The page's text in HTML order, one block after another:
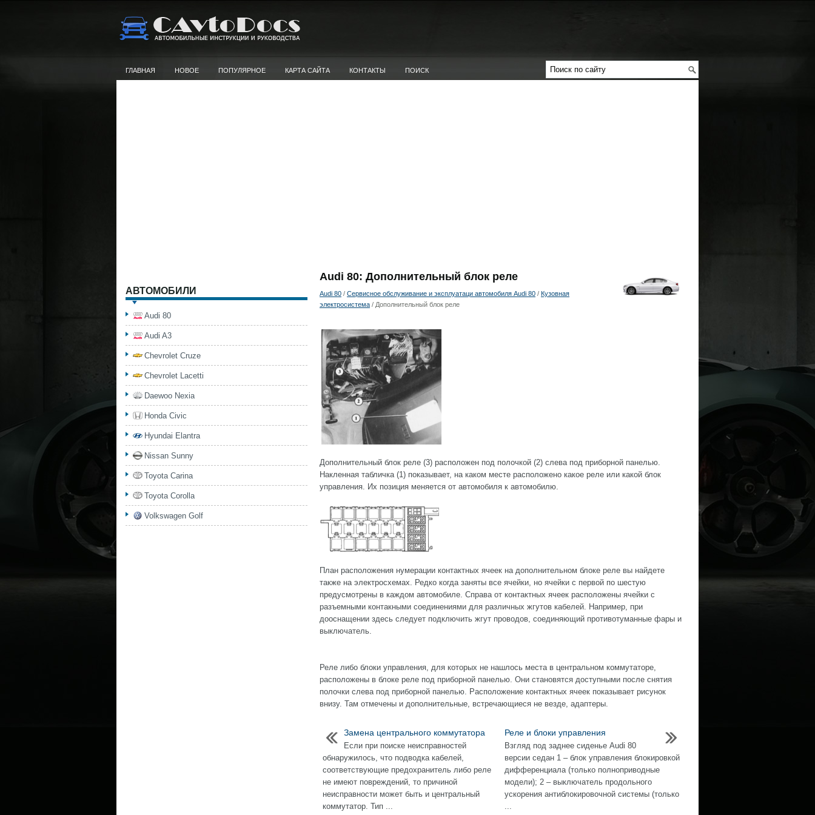
ГЛАВНАЯ НОВОЕ ПОПУЛЯРНОЕ КАРТА САЙТА КОНТАКТЫ ПОИСК
Audi 80: Дополнительный блок реле
Audi 80 / Сервисное обслуживание и эксплуатаци автомобиля Audi 80 / Кузовная
электросистема / Дополнительный блок реле
Дополнительный блок реле (3) расположен под полочкой (2) слева под приборной панелью.
Накленная табличка (1) показывает, на каком месте расположено какое реле или какой блок
управления. Их позиция меняется от автомобиля к автомобилю.
План расположения нумерации контактных ячеек на дополнительном блоке реле вы найдете
также на электросхемах. Редко когда заняты все ячейки, но ячейки с первой по шестую
предусмотрены в каждом автомобиле. Справа от контактных ячеек расположены ячейки с
разъемными контакными соединениями для различных жгутов кабелей. Например, при
дооснащении здесь следует подключить жгут проводов, соединяющий противотуманные фары и
выключатель.
Реле либо блоки управления, для которых не нашлось места в центральном коммутаторе,
расположены в блоке реле под приборной панелью. Они становятся доступными после снятия
полочки слева под приборной панелью. Расположение контактных ячеек показывает рисунок
внизу. Там отмечены и дополнительные, встречающиеся не везде, адаптеры.
Замена центрального коммутатора
Если при поиске неисправностей
обнаружилось, что подводка кабелей,
соответствующие предохранитель либо реле
не имеют повреждений, то причиной
неисправности может быть и центральный
коммутатор. Тип ...
Реле и блоки управления
Взгляд под заднее сиденье Audi 80
версии седан 1 – блок управления блокировкой
дифференциала (только полноприводные
модели); 2 – выключатель продольного
ускорения антиблокировочной системы (только
...
АВТОМОБИЛИ
Audi 80
Audi A3
Chevrolet Cruze
Chevrolet Lacetti
Daewoo Nexia
Honda Civic
Hyundai Elantra
Nissan Sunny
Toyota Carina
Toyota Corolla
Volkswagen Golf